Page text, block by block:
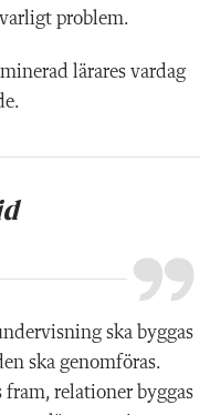
problem.
lärares vardag
ska byggas
ska genomföras.
fram, relationer byggas